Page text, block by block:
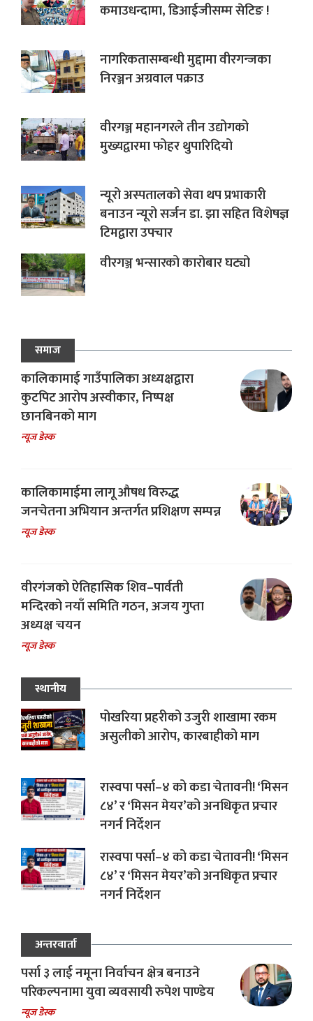
कमाउधन्दामा, डिआईजीसम्म सेटिङ !
नागरिकतासम्बन्धी मुद्दामा वीरगन्जका
निरञ्जन अग्रवाल पक्राउ
वीरगञ्ज महानगरले तीन उद्योगको
मुख्यद्वारमा फोहर थुपारिदियो
न्यूरो अस्पतालको सेवा थप प्रभाकारी
बनाउन न्यूरो सर्जन डा. झा सहित विशेषज्ञ
टिमद्वारा उपचार
वीरगञ्ज भन्सारको कारोबार घट्यो
समाज
कालिकामाई गाउँपालिका अध्यक्षद्वारा
कुटपिट आरोप अस्वीकार, निष्पक्ष
छानबिनको माग
न्यूज डेस्क
कालिकामाईमा लागू औषध विरुद्ध
जनचेतना अभियान अन्तर्गत प्रशिक्षण सम्पन्न
न्यूज डेस्क
वीरगंजको ऐतिहासिक शिव–पार्वती
मन्दिरको नयाँ समिति गठन, अजय गुप्ता
अध्यक्ष चयन
न्यूज डेस्क
स्थानीय
पोखरिया प्रहरीको उजुरी शाखामा रकम
असुलीको आरोप, कारबाहीको माग
रास्वपा पर्सा–४ को कडा चेतावनी! ‘मिसन
८४’ र ‘मिसन मेयर’को अनधिकृत प्रचार
नगर्न निर्देशन
रास्वपा पर्सा–४ को कडा चेतावनी! ‘मिसन
८४’ र ‘मिसन मेयर’को अनधिकृत प्रचार
नगर्न निर्देशन
अन्तरवार्ता
पर्सा ३ लाई नमूना निर्वाचन क्षेत्र बनाउने
परिकल्पनामा युवा व्यवसायी रुपेश पाण्डेय
न्यूज डेस्क